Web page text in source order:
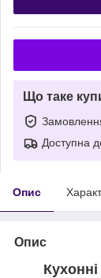
Що таке
Доступна
Опис
Опис